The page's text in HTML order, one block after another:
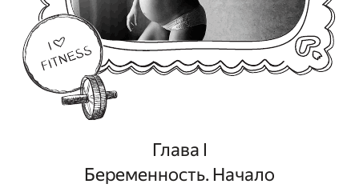
Глава I
Беременность. Начало